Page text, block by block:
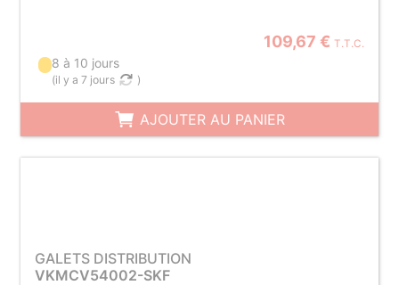
109,67 € T.T.C.
8 à 10 jours
(il y a 7 jours )
AJOUTER AU PANIER
GALETS DISTRIBUTION
VKMCV54002-SKF